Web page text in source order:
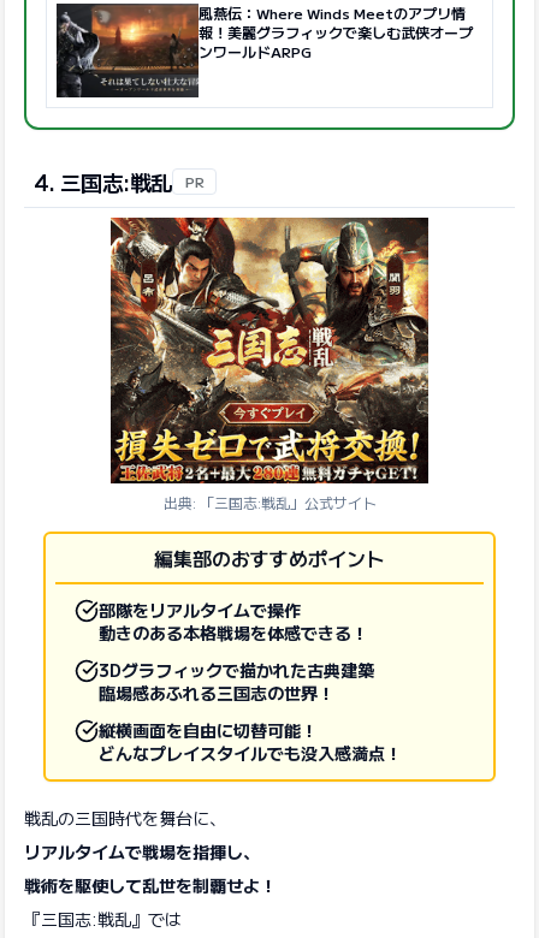
風燕伝：Where Winds Meetのアプリ情
報！美麗グラフィックで楽しむ武侠オープ
ンワールドARPG
4. 三国志:戦乱 PR
出典: 「三国志:戦乱」公式サイト
編集部のおすすめポイント
部隊をリアルタイムで操作
動きのある本格戦場を体感できる！
3Dグラフィックで描かれた古典建築
臨場感あふれる三国志の世界！
縦横画面を自由に切替可能！
どんなプレイスタイルでも没入感満点！
戦乱の三国時代を舞台に、
リアルタイムで戦場を指揮し、
戦術を駆使して乱世を制覇せよ！
『三国志:戦乱』では